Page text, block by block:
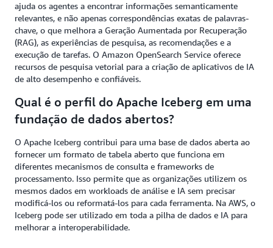
ajuda os agentes a encontrar informações semanticamente
relevantes, e não apenas correspondências exatas de palavras-
chave, o que melhora a Geração Aumentada por Recuperação
(RAG), as experiências de pesquisa, as recomendações e a
execução de tarefas. O Amazon OpenSearch Service oferece
recursos de pesquisa vetorial para a criação de aplicativos de IA
de alto desempenho e confiáveis.
Qual é o perfil do Apache Iceberg em uma
fundação de dados abertos?
O Apache Iceberg contribui para uma base de dados aberta ao
fornecer um formato de tabela aberto que funciona em
diferentes mecanismos de consulta e frameworks de
processamento. Isso permite que as organizações utilizem os
mesmos dados em workloads de análise e IA sem precisar
modificá-los ou reformatá-los para cada ferramenta. Na AWS, o
Iceberg pode ser utilizado em toda a pilha de dados e IA para
melhorar a interoperabilidade.